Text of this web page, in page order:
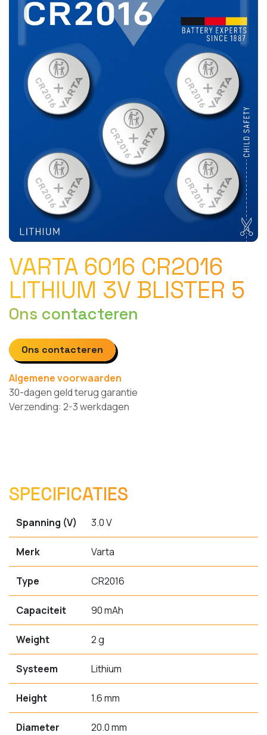
VARTA 6016 CR2016
LITHIUM 3V BLISTER 5
Ons contacteren
Ons contacteren
Algemene voorwaarden
30-dagen geld terug garantie
Verzending: 2-3 werkdagen
SPECIFICATIES
Spanning (V) 3.0 V
Merk Varta
Type CR2016
Capaciteit 90 mAh
Weight 2 g
Systeem Lithium
Height 1.6 mm
Diameter 20.0 mm